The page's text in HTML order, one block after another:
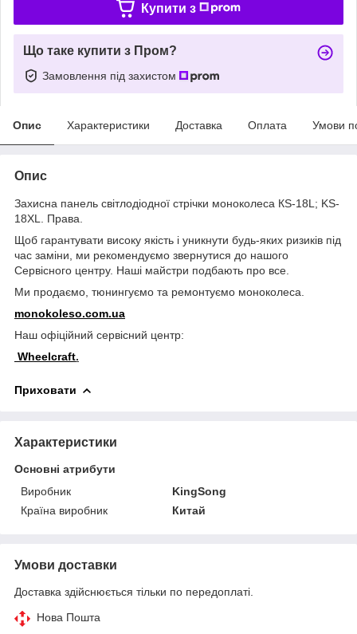
Купити з
Що таке купити з Пром?
Замовлення під захистом
Опис Характеристики Доставка Оплата Умови
Опис
Захисна панель світлодіодної стрічки моноколеса КЅ-18L; KS-
18XL. Права.
Щоб гарантувати високу якість і уникнути будь-яких ризиків під
час заміни, ми рекомендуємо звернутися до нашого
Сервісного центру. Наші майстри подбають про все.
Ми продаємо, тюнингуємо та ремонтуємо моноколеса.
monokoleso.com.ua
Наш офіційний сервісний центр:
Wheelcraft.
Приховати
Характеристики
Основні атрибути
Виробник
KingSong
Країна виробник
Китай
Умови доставки
Доставка здійснюється тільки по передоплаті.
Нова Пошта